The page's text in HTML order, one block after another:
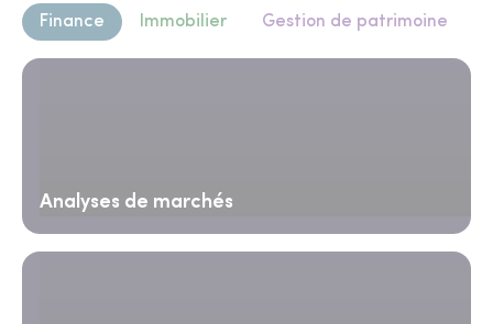
Finance Immobilier Gestion de patrimoine
Analyses de marchés